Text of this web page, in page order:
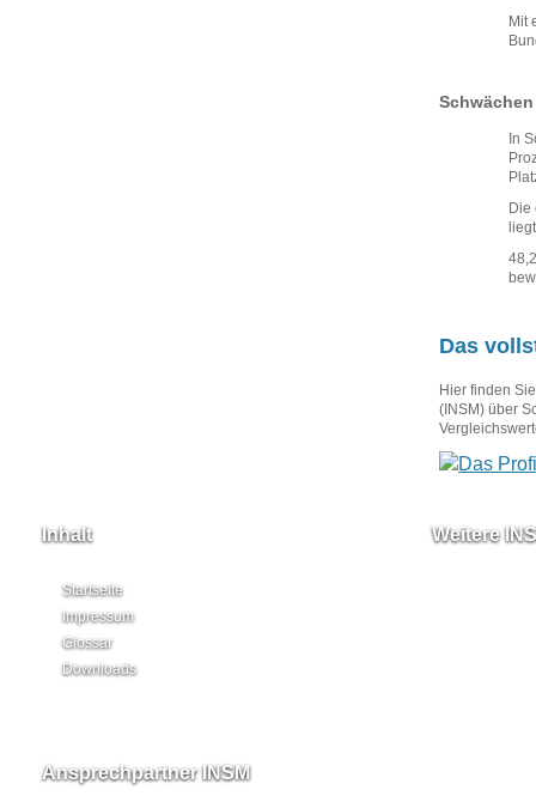
Mit
Schwächen
In
Die
Das
Hier finden
(INSM) über
Inhalt
Startseite
Impressum
Glossar
Downloads
Ansprechpartner INSM
Weitere